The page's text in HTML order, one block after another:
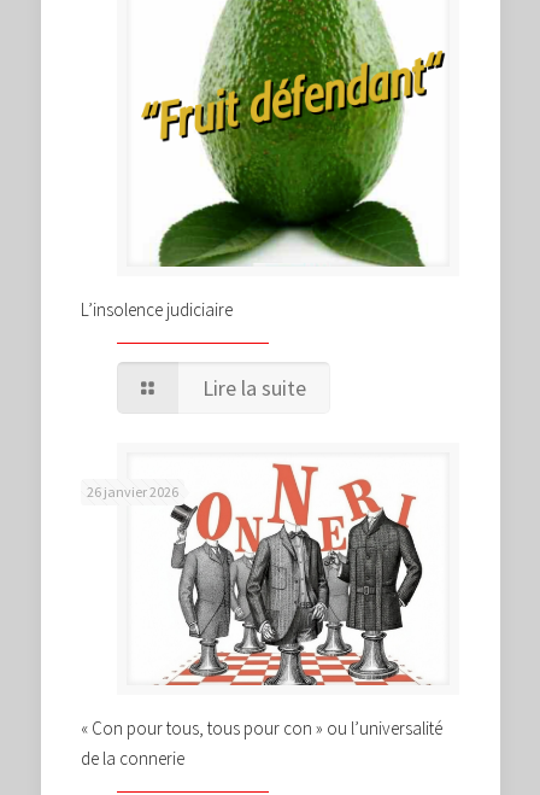
L’insolence judiciaire
Lire la suite
26 janvier 2026
« Con pour tous, tous pour con » ou l’universalité
de la connerie